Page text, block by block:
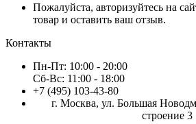
Пожалуйста, авторизуйтесь на
товар и оставить ваш отзыв.
Контакты
Пн-Пт: 10:00 - 20:00
Сб-Вс: 11:00 - 18:00
+7 (495) 103-43-80
г. Москва, ул. Большая
строение 3